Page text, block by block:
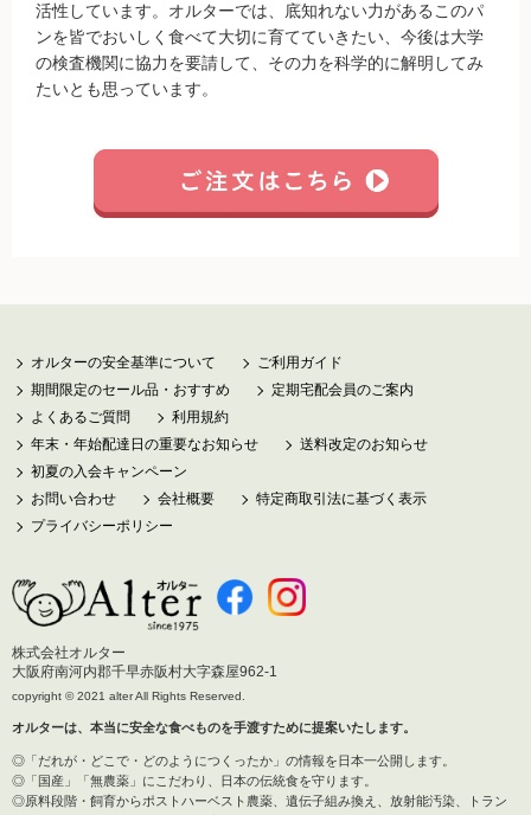
活性しています。オルターでは、底知れない力があるこのパ
ンを皆でおいしく食べて大切に育てていきたい、今後は大学
の検査機関に協力を要請して、その力を科学的に解明してみ
たいとも思っています。
オルターの安全基準について
ご利用ガイド
期間限定のセール品・おすすめ
定期宅配会員のご案内
よくあるご質問
利用規約
年末・年始配達日の重要なお知らせ
送料改定のお知らせ
初夏の入会キャンペーン
お問い合わせ
会社概要
特定商取引法に基づく表示
プライバシーポリシー
株式会社オルター
大阪府南河内郡千早赤阪村大字森屋962-1
copyright © 2021 alter All Rights Reserved.
オルターは、本当に安全な食べものを手渡すために提案いたします。
「だれが・どこで・どのようにつくったか」の情報を日本一公開します。
「国産」「無農薬」にこだわり、日本の伝統食を守ります。
原料段階・飼育からポストハーベスト農薬、遺伝子組み換え、放射能汚染、トラン